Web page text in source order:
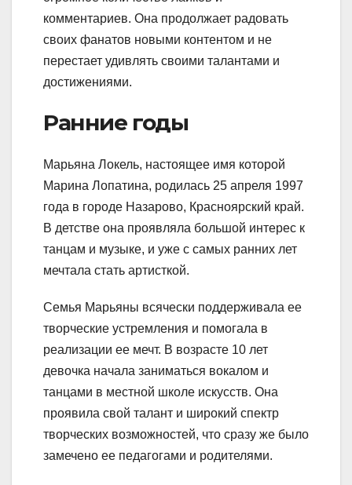
комментариев. Она продолжает радовать
своих фанатов новыми контентом и не
перестает удивлять своими талантами и
достижениями.
Ранние годы
Марьяна Локель, настоящее имя которой
Марина Лопатина, родилась 25 апреля 1997
года в городе Назарово, Красноярский край.
В детстве она проявляла большой интерес к
танцам и музыке, и уже с самых ранних лет
мечтала стать артисткой.
Семья Марьяны всячески поддерживала ее
творческие устремления и помогала в
реализации ее мечт. В возрасте 10 лет
девочка начала заниматься вокалом и
танцами в местной школе искусств. Она
проявила свой талант и широкий спектр
творческих возможностей, что сразу же было
замечено ее педагогами и родителями.